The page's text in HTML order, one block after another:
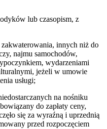
lub czasopism, z
zakwaterowania, innych niż do
najmu samochodów,
wydarzeniami
jeżeli w umowie
usługi;
na nośniku
do zapłaty ceny,
się za wyraźną i uprzednią
przed rozpoczęciem